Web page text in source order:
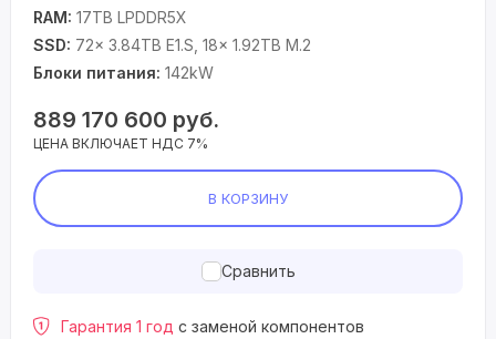
RAM: 17TB LPDDR5X
SSD: 72x 3.84TB E1.S, 18x 1.92TB M.2
Блоки питания: 142kW
889 170 600 руб.
ЦЕНА ВКЛЮЧАЕТ НДС 7%
В КОРЗИНУ
Сравнить
Гарантия 1 год с заменой компонентов